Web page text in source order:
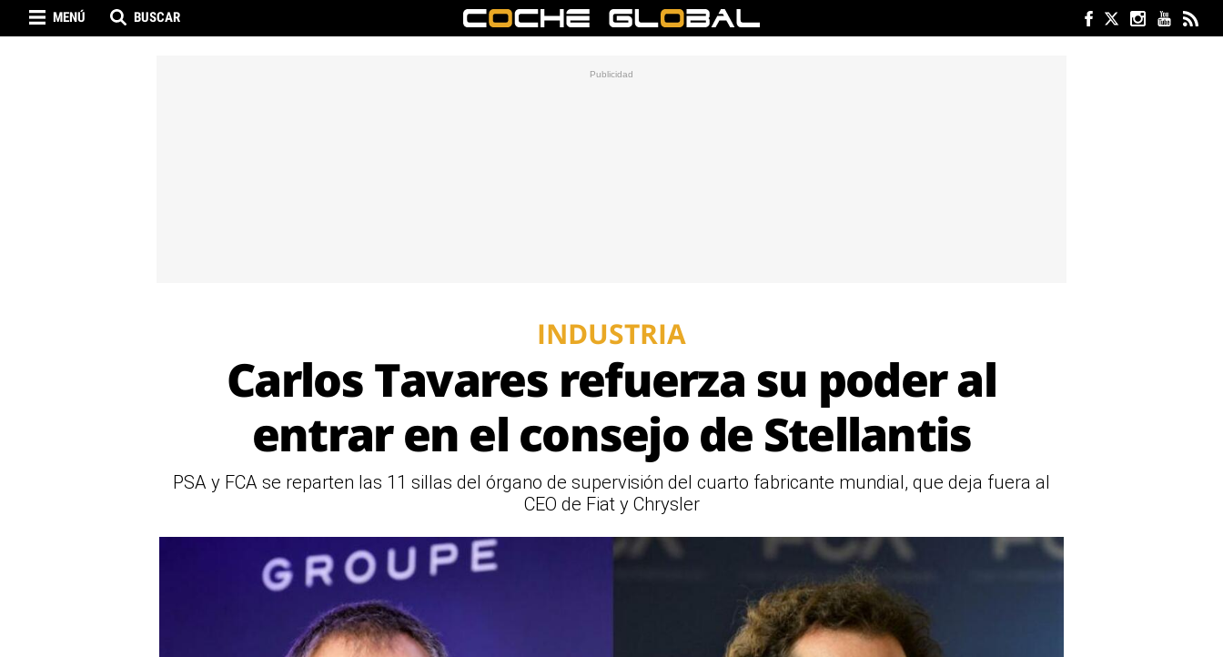
MENÚ BUSCAR
INDUSTRIA
Carlos Tavares refuerza su poder al
entrar en el consejo de Stellantis
PSA y FCA se reparten las 11 sillas del órgano de supervisión del cuarto fabricante mundial, que deja fuera al
CEO de Fiat y Chrysler